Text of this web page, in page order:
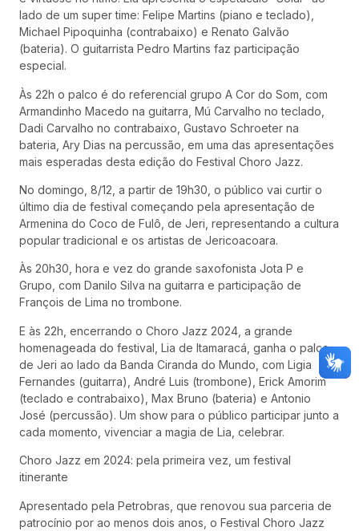
lado de um super time: Felipe Martins (piano e teclado),
Michael Pipoquinha (contrabaixo) e Renato Galvão
(bateria). O guitarrista Pedro Martins faz participação
especial.
Às 22h o palco é do referencial grupo A Cor do Som, com
Armandinho Macedo na guitarra, Mú Carvalho no teclado,
Dadi Carvalho no contrabaixo, Gustavo Schroeter na
bateria, Ary Dias na percussão, em uma das apresentações
mais esperadas desta edição do Festival Choro Jazz.
No domingo, 8/12, a partir de 19h30, o público vai curtir o
último dia de festival começando pela apresentação de
Armenina do Coco de Fulô, de Jeri, representando a cultura
popular tradicional e os artistas de Jericoacoara.
Às 20h30, hora e vez do grande saxofonista Jota P e
Grupo, com Danilo Silva na guitarra e participação de
François de Lima no trombone.
E às 22h, encerrando o Choro Jazz 2024, a grande
homenageada do festival, Lia de Itamaracá, ganha o palco
de Jeri ao lado da Banda Ciranda do Mundo, com Ligia
Fernandes (guitarra), André Luis (trombone), Erick Amorim
(teclado e contrabaixo), Max Bruno (bateria) e Antonio
José (percussão). Um show para o público participar junto a
cada momento, vivenciar a magia de Lia, celebrar.
Choro Jazz em 2024: pela primeira vez, um festival
itinerante
Apresentado pela Petrobras, que renovou sua parceria de
patrocínio por ao menos dois anos, o Festival Choro Jazz